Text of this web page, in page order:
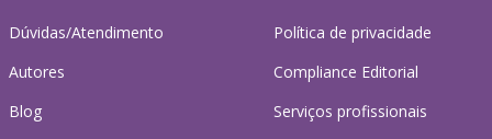
Dúvidas/Atendimento
Autores
Blog
Política de privacidade
Compliance Editorial
Serviços profissionais